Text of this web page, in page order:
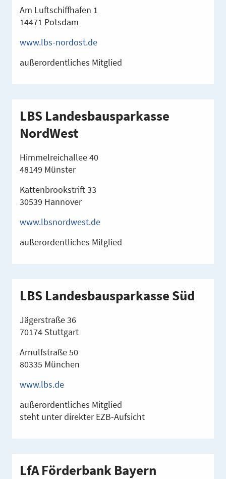
Am Luftschiffhafen 1
14471 Potsdam
www.lbs-nordost.de
außerordentliches Mitglied
LBS Landesbausparkasse
NordWest
Himmelreichallee 40
48149 Münster
Kattenbrookstrift 33
30539 Hannover
www.lbsnordwest.de
außerordentliches Mitglied
LBS Landesbausparkasse Süd
Jägerstraße 36
70174 Stuttgart
Arnulfstraße 50
80335 München
www.lbs.de
außerordentliches Mitglied
steht unter direkter EZB-Aufsicht
LfA Förderbank Bayern